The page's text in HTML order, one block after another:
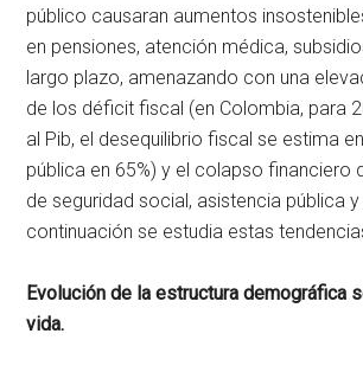
público causaran aumentos
en pensiones, atención médica,
largo plazo, amenazando con una
de los déficit fiscal (en Colombia, para
al Pib, el desequilibrio fiscal se estima
pública en 65%) y el colapso financiero
de seguridad social, asistencia pública
continuación se estudia estas
Evolución de la estructura demográfica
vida.